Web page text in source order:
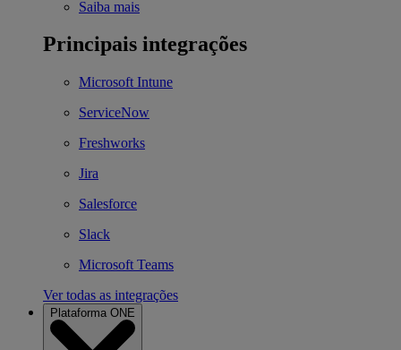
Saiba mais
Principais integrações
Microsoft Intune
ServiceNow
Freshworks
Jira
Salesforce
Slack
Microsoft Teams
Ver todas as integrações
Plataforma ONE